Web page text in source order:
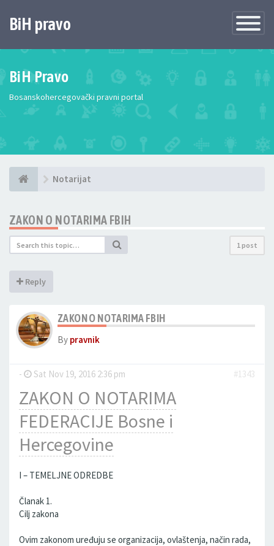
Toggle
BiH pravo
BiH Pravo
Bosanskohercegovački pravni portal
Notarijat
ZAKON O NOTARIMA FBIH
1 post
Reply
ZAKON O NOTARIMA FBIH
By pravnik
- Sat Nov 19, 2016 2:36 pm #1343
ZAKON O NOTARIMA
FEDERACIJE Bosne i
Hercegovine
I – TEMELJNE ODREDBE
Članak 1.
Cilj zakona
Ovim zakonom uređuju se organizacija, ovlaštenja, način rada,